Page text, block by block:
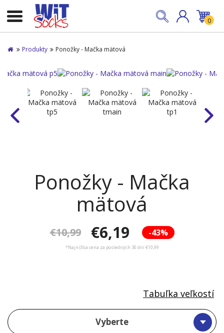
0
Produkty Ponožky - Mačka mätová
Ponožky - Mačka
mätová
-43%
€10,99 €6,19
*Najnižšia cena za posledných 30 dní €10,99
Vyberte
Tabuľka veľkostí